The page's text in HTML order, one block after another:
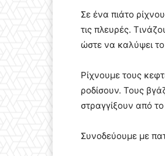
Σε ένα πιάτο
τις πλευρές.
ώστε να καλύψει
Ρίχνουμε τους
ροδίσουν. Τους
στραγγίξουν από το
Συνοδεύουμε με